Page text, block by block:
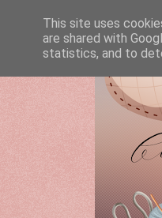
This site uses
are shared with
statistics, and to